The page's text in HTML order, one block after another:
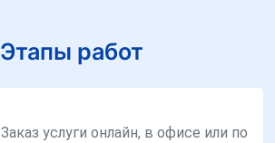
Этапы работ
Заказ услуги онлайн, в офисе или по